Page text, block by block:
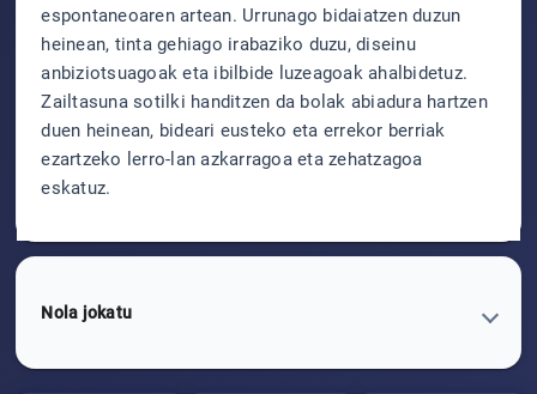
espontaneoaren artean. Urrunago bidaiatzen duzun
heinean, tinta gehiago irabaziko duzu, diseinu
anbiziotsuagoak eta ibilbide luzeagoak ahalbidetuz.
Zailtasuna sotilki handitzen da bolak abiadura hartzen
duen heinean, bideari eusteko eta errekor berriak
ezartzeko lerro-lan azkarragoa eta zehatzagoa
eskatuz.
Nola jokatu